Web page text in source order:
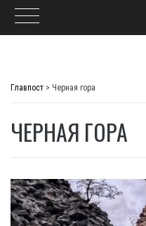
Главпост > Черная гора
ЧЕРНАЯ ГОРА